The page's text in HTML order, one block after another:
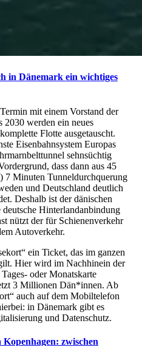
in Dänemark ein wichtiges
mit einem Vorstand der
2030 werden ein neues
Flotte ausgetauscht.
Eisenbahnsystem Europas
sehnsüchtig
dass dann aus 45
7 Minuten Tunneldurchquerung
und Deutschland deutlich
Deshalb ist der dänischen
deutsche Hinterlandanbindung
nützt der für Schienenverkehr
Autoverkehr.
ein Ticket, das im ganzen
Hier wird im Nachhinein der
oder Monatskarte
3 Millionen Dän*innen. Ab
auch auf dem Mobiltelefon
in Dänemark gibt es
und Datenschutz.
zwischen